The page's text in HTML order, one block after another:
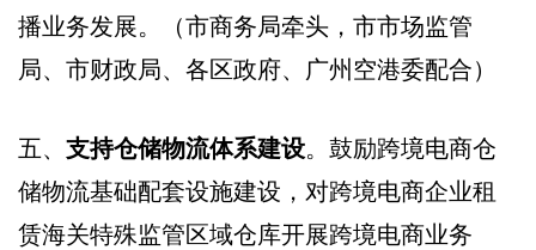
播业务发展。（市商务局牵头，市市场监管
局、市财政局、各区政府、广州空港委配合）
五、 支持仓储物流体系建设。鼓励跨境电商仓
储物流基础配套设施建设，对跨境电商企业租
赁海关特殊监管区域仓库开展跨境电商业务